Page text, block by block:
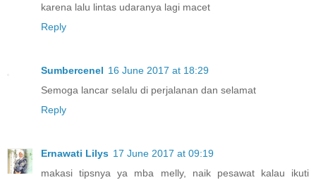
karena lalu lintas udaranya lagi macet
Reply
Sumbercenel 16 June 2017 at 18:29
Semoga lancar selalu di perjalanan dan selamat
Reply
Ernawati Lilys 17 June 2017 at 09:19
makasi tipsnya ya mba melly, naik pesawat kalau ikuti